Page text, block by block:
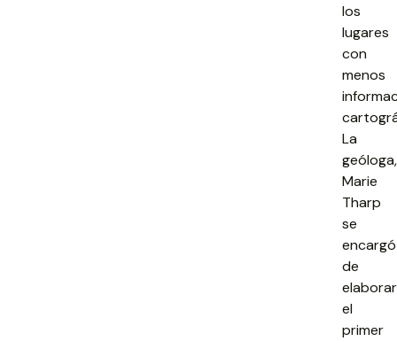
los
lugares
con
menos
La
geóloga,
Marie
Tharp
se
encargó
de
elaborar
el
primer